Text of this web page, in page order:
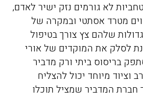
לא גורמים נזק ישיר לאדם,
מטרד אסתטי ובמקרה של
שלהם צץ צורך בטיפול
לסלק את המוקדים של אורי
בריסוס ביתי ורק מדביר
וציוד מיוחד יכול להצליח
המדביר שמציל תוכלו